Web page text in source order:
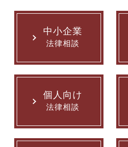
中小企業
法律相談
個人向け
法律相談